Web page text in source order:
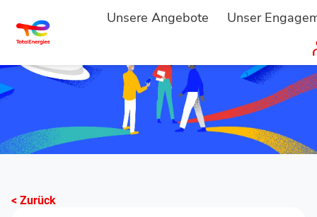
Unsere Angebote Unser
< Zurück